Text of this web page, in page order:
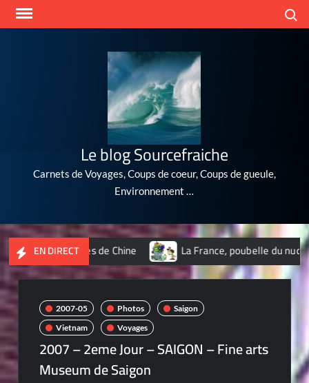
Skip
Le blog Sourcefraiche
Carnets de Voyages, Coups de coeur, Coups de gueule,
Environnement …
EN DIRECT
polluées de Chine La France, poubelle du nucléaire
2007-05 Photos
Saigon
Vietnam
Voyages
2007 – 2eme Jour – SAIGON – Fine arts
Museum de Saigon